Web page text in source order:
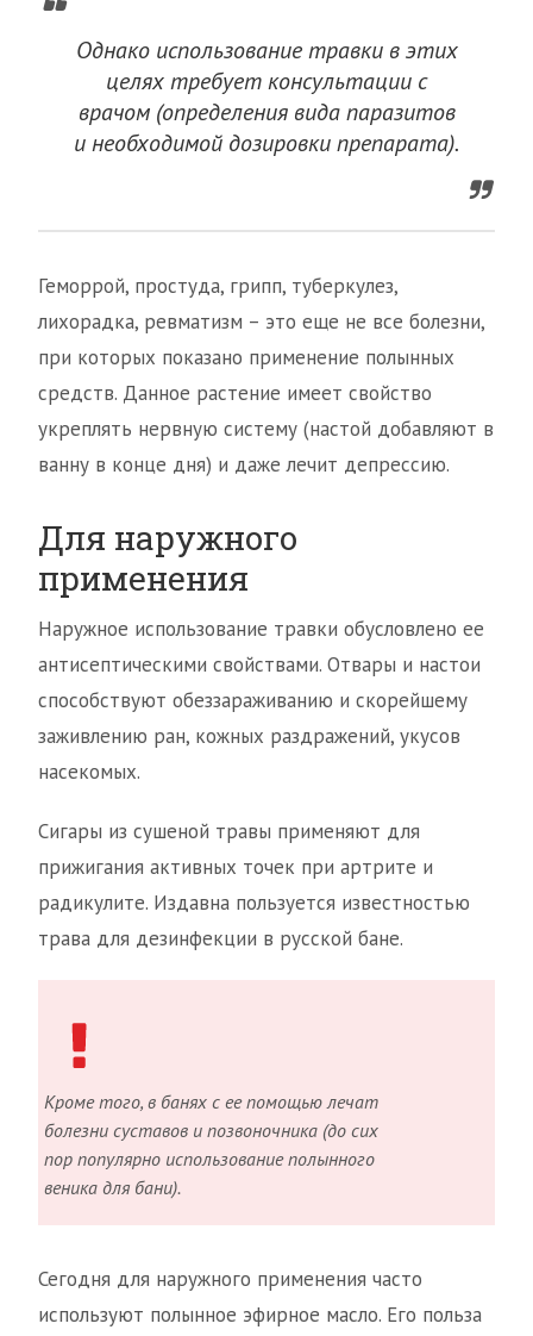
Однако использование травки в этих
целях требует консультации с
врачом (определения вида паразитов
и необходимой дозировки препарата).
Геморрой, простуда, грипп, туберкулез,
лихорадка, ревматизм – это еще не все болезни,
при которых показано применение полынных
средств. Данное растение имеет свойство
укреплять нервную систему (настой добавляют в
ванну в конце дня) и даже лечит депрессию.
Для наружного
применения
Наружное использование травки обусловлено ее
антисептическими свойствами. Отвары и настои
способствуют обеззараживанию и скорейшему
заживлению ран, кожных раздражений, укусов
насекомых.
Сигары из сушеной травы применяют для
прижигания активных точек при артрите и
радикулите. Издавна пользуется известностью
трава для дезинфекции в русской бане.
Кроме того, в банях с ее помощью лечат
болезни суставов и позвоночника (до сих
пор популярно использование полынного
веника для бани).
Сегодня для наружного применения часто
используют полынное эфирное масло. Его польза